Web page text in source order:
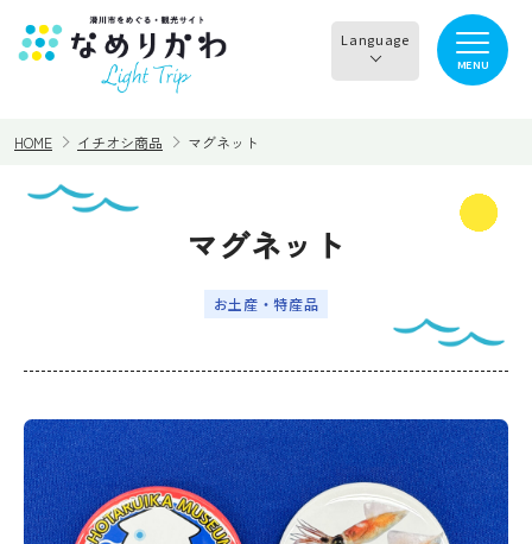
Language
MENU
買う・お土産
イベント情報 なめりかわめぐり
レンタサイクル 滑川から○○へ！サイク
リングコース
HOME イチオシ商品 マグネット
マグネット
お土産・特産品